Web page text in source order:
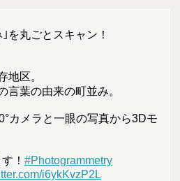
を丸ごとスキャン！
地区。
言葉の由来の町並み。
カメラと一眼の写真から3Dモ
！ #Photogrammetry
i6ykKvzP2L